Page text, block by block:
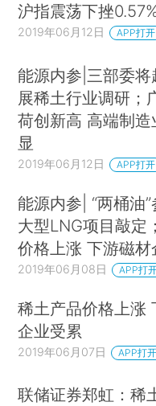
沪指震荡下挫
2019年06月12日 APP打开
能源内参|三部委将
展稀土行业调研；
荷创新高 高端制造
显
2019年06月12日 APP打开
能源内参| “两桶油
大型LNG项目敲定
价格上涨 下游磁材
2019年06月08日 APP打
稀土产品价格上涨
企业受累
2019年06月07日 APP打开
联储证券郑虹：稀